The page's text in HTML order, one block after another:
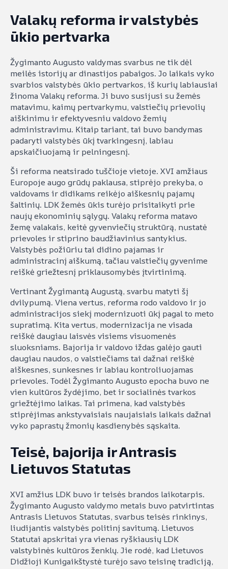
Valakų reforma ir valstybės
ūkio pertvarka
Žygimanto Augusto valdymas svarbus ne tik dėl
meilės istorijų ar dinastijos pabaigos. Jo laikais vyko
svarbios valstybės ūkio pertvarkos, iš kurių labiausiai
žinoma Valakų reforma. Ji buvo susijusi su žemės
matavimu, kaimų pertvarkymu, valstiečių prievolių
aiškinimu ir efektyvesniu valdovo žemių
administravimu. Kitaip tariant, tai buvo bandymas
padaryti valstybės ūkį tvarkingesnį, labiau
apskaičiuojamą ir pelningesnį.
Ši reforma neatsirado tuščioje vietoje. XVI amžiaus
Europoje augo grūdų paklausa, stiprėjo prekyba, o
valdovams ir didikams reikėjo aiškesnių pajamų
šaltinių. LDK žemės ūkis turėjo prisitaikyti prie
naujų ekonominių sąlygų. Valakų reforma matavo
žemę valakais, keitė gyvenviečių struktūrą, nustatė
prievoles ir stiprino baudžiavinius santykius.
Valstybės požiūriu tai didino pajamas ir
administracinį aiškumą, tačiau valstiečių gyvenime
reiškė griežtesnį priklausomybės įtvirtinimą.
Vertinant Žygimantą Augustą, svarbu matyti šį
dvilypumą. Viena vertus, reforma rodo valdovo ir jo
administracijos siekį modernizuoti ūkį pagal to meto
supratimą. Kita vertus, modernizacija ne visada
reiškė daugiau laisvės visiems visuomenės
sluoksniams. Bajorija ir valdovo iždas galėjo gauti
daugiau naudos, o valstiečiams tai dažnai reiškė
aiškesnes, sunkesnes ir labiau kontroliuojamas
prievoles. Todėl Žygimanto Augusto epocha buvo ne
vien kultūros žydėjimo, bet ir socialinės tvarkos
griežtėjimo laikas. Tai primena, kad valstybės
stiprėjimas ankstyvaisiais naujaisiais laikais dažnai
vyko paprastų žmonių kasdienybės sąskaita.
Teisė, bajorija ir Antrasis
Lietuvos Statutas
XVI amžius LDK buvo ir teisės brandos laikotarpis.
Žygimanto Augusto valdymo metais buvo patvirtintas
Antrasis Lietuvos Statutas, svarbus teisės rinkinys,
liudijantis valstybės politinį savitumą. Lietuvos
Statutai apskritai yra vienas ryškiausių LDK
valstybinės kultūros ženklų. Jie rodė, kad Lietuvos
Didžioji Kunigaikštystė turėjo savo teisinę tradiciją,